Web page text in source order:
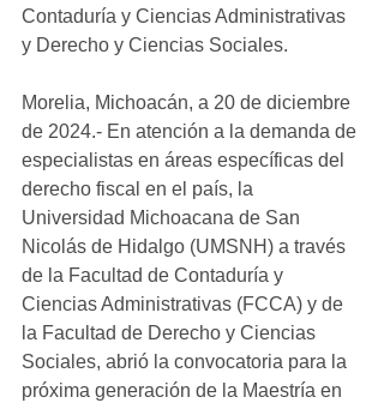
Contaduría y Ciencias Administrativas
y Derecho y Ciencias Sociales.
Morelia, Michoacán, a 20 de diciembre
de 2024.- En atención a la demanda de
especialistas en áreas específicas del
derecho fiscal en el país, la
Universidad Michoacana de San
Nicolás de Hidalgo (UMSNH) a través
de la Facultad de Contaduría y
Ciencias Administrativas (FCCA) y de
la Facultad de Derecho y Ciencias
Sociales, abrió la convocatoria para la
próxima generación de la Maestría en